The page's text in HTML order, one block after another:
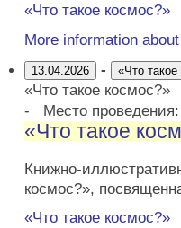
«Что такое космос?»
More information
13.04.2026 - «Что
«Что такое космос?»
-
Место
«Что такое
Книжно-
космос?»,
«Что такое космос?»